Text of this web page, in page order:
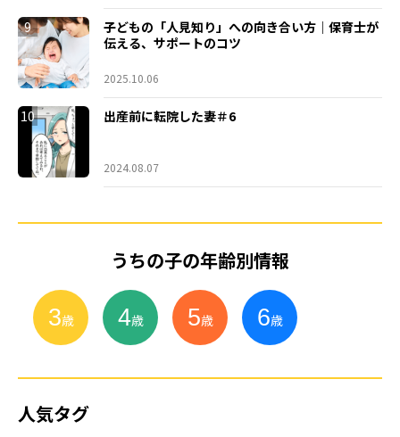
9
子どもの「人見知り」への向き合い方｜保育士が
伝える、サポートのコツ
2025.10.06
10 出産前に転院した妻＃6
2024.08.07
うちの子の年齢別情報
3歳 4歳 5歳 6歳
人気タグ